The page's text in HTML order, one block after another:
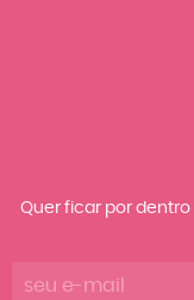
Quer ficar por